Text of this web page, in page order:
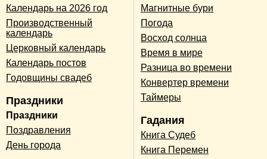
Календарь на 2026 год
Производственный
календарь
Церковный календарь
Календарь постов
Годовщины свадеб
Праздники
Праздники
Поздравления
День города
Магнитные бури
Погода
Восход солнца
Время в мире
Разница во времени
Конвертер времени
Таймеры
Гадания
Книга Судеб
Книга Перемен